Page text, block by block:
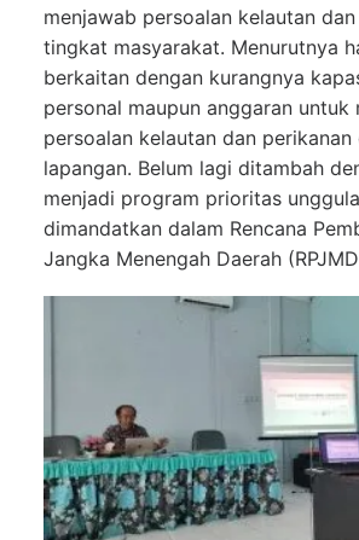
menjawab persoalan kelautan
tingkat masyarakat. Menurutnya
berkaitan dengan kurangnya
personal maupun anggaran untuk
persoalan kelautan dan
lapangan. Belum lagi ditambah
menjadi program prioritas
dimandatkan dalam Rencana
Jangka Menengah Daerah